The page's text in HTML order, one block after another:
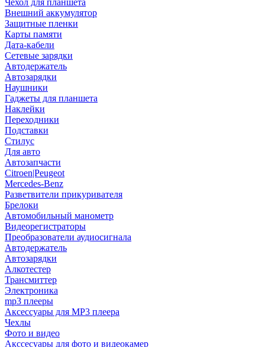
Чехол для планшета
Внешний аккумулятор
Защитные пленки
Карты памяти
Дата-кабели
Сетевые зарядки
Автодержатель
Автозарядки
Наушники
Гаджеты для планшета
Наклейки
Переходники
Подставки
Стилус
Для авто
Автозапчасти
Citroen|Peugeot
Mercedes-Benz
Разветвители прикуривателя
Брелоки
Автомобильный манометр
Видеорегистраторы
Преобразователи аудиосигнала
Автодержатель
Автозарядки
Алкотестер
Трансмиттер
Электроника
mp3 плееры
Аксессуары для MP3 плеера
Чехлы
Фото и видео
Акссесуары для фото и видеокамер